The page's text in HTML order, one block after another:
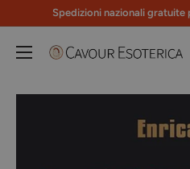
contenuto
Spedizioni nazionali
Libreria